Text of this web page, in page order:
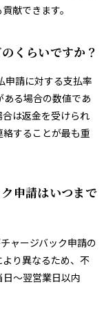
献できます。
くらいですか？
申請に対する支払率
る場合の数値であ
は返金を受けられ
することが最も重
申請はいつまで
ャージバック申請の
り異なるため、不
〜翌営業日以内